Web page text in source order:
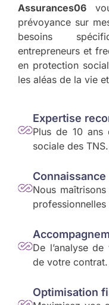
Assurances06
prévoyance sur
besoins
entrepreneurs et
en protection
les aléas de la vie
Expertise
Plus de 10 ans
sociale des TNS.
Connaissance
Nous
De l’analyse
de votre contrat.
Optimisation